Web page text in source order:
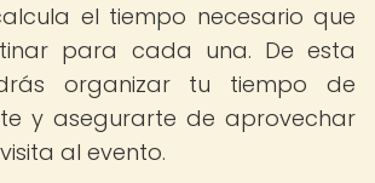
el tiempo necesario que
para cada una. De esta
organizar tu tiempo de
y asegurarte de aprovechar
al evento.